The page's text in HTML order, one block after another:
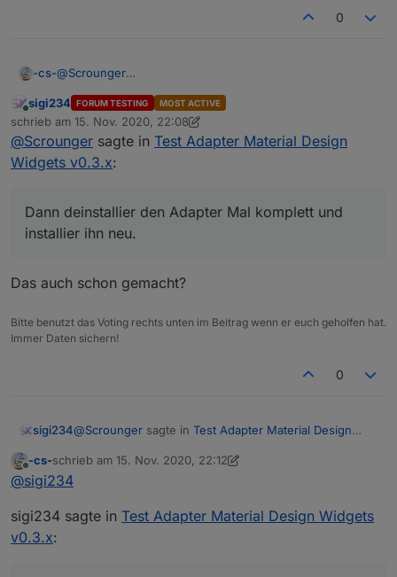
0
-cs-@Scrounger
Es kommt ja immer die Meldung:
$ ./iobroker upgrade vis-materialdesign@0.3.19
Adapter "vis-materialdesign" is not in the repository and
Und er bleibt bei 0.4.0 .
Danke
Online
sigi234 FORUM TESTING MOST ACTIVE
schrieb am 15. Nov. 2020, 22:08
zuletzt editiert von sigi234
@Scrounger sagte in Test Adapter Material Design
Widgets v0.3.x:
Dann deinstallier den Adapter Mal komplett und
installier ihn neu.
Das auch schon gemacht?
Bitte benutzt das Voting rechts unten im Beitrag wenn er euch geholfen hat.
Immer Daten sichern!
0
sigi234@Scrounger sagte in Test Adapter Material Design
Das auch schon gemacht?
Offline
-cs-schrieb am 15. Nov. 2020, 22:12
zuletzt editiert von -cs-
@sigi234
sigi234 sagte in Test Adapter Material Design Widgets
v0.3.x: